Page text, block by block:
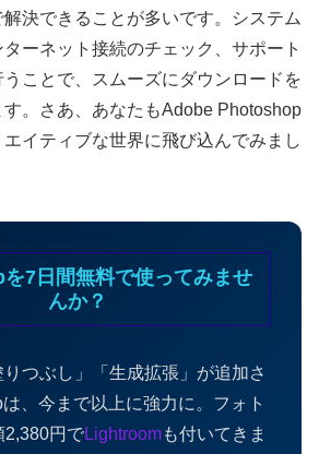
決できることが多いです。システム
ーネット接続のチェック、サポート
ことで、スムーズにダウンロードを
。さあ、あなたもAdobe Photoshop
イティブな世界に飛び込んでみまし
7日間無料で使ってみませ
んか？
つぶし」「生成拡張」が追加さ
、今まで以上に強力に。フォト
2,380円でLightroomも付いてきま